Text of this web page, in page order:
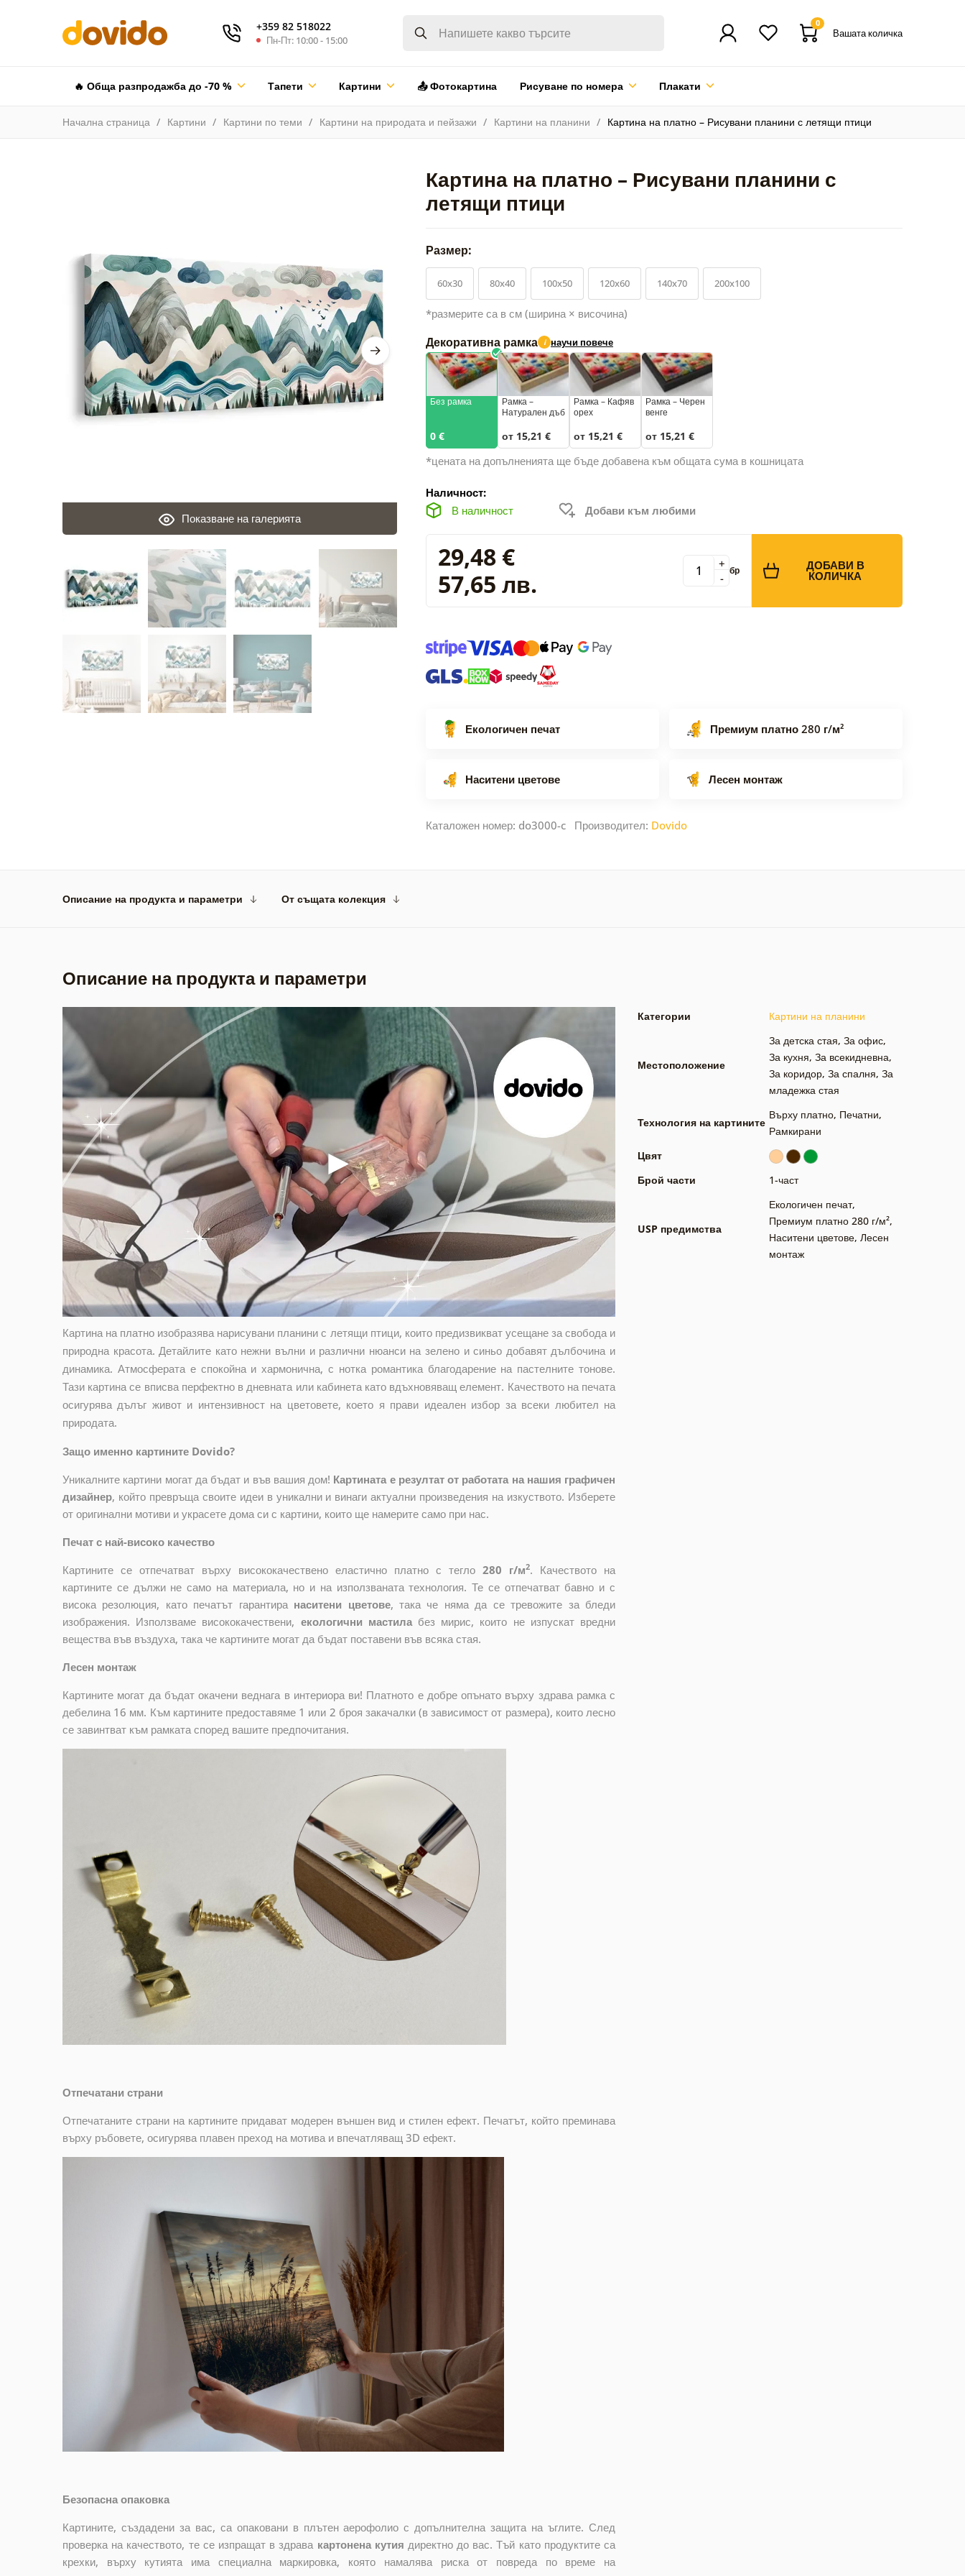
+359 82 518022
Пн-Пт: 10:00 - 15:00
0
Вашата количка
🔥 Обща разпродажба до -70 % Тапети Картини 📤 Фотокартина Рисуване по номера Плакати
Начална страница Картини Картини по теми Картини на природата и пейзажи Картини на планини Картина на платно – Рисувани планини с летящи птици
Картина на платно – Рисувани планини с
летящи птици
Показване на галерията
Размер:
60x30 80x40 100x50 120x60 140x70 200x100
*размерите са в см (ширина × височина)
Декоративна рамка i научи повече
Без рамка
0 €
Рамка –
Натурален дъб
от 15,21 €
Рамка – Кафяв
орех
от 15,21 €
Рамка – Черен
венге
от 15,21 €
*цената на допълненията ще бъде добавена към общата сума в кошницата
Наличност:
В наличност
Добави към любими
29,48 €
57,65 лв.
-
+ бр ДОБАВИ В
КОЛИЧКА
Екологичен печат Премиум платно 280 г/м²
Наситени цветове Лесен монтаж
Каталожен номер: do3000-c Производител: Dovido
Описание на продукта и параметри От същата колекция
Описание на продукта и параметри
Картина на платно изобразява нарисувани планини с летящи птици, които предизвикват усещане за свобода и
природна красота. Детайлите като нежни вълни и различни нюанси на зелено и синьо добавят дълбочина и
динамика. Атмосферата е спокойна и хармонична, с нотка романтика благодарение на пастелните тонове.
Тази картина се вписва перфектно в дневната или кабинета като вдъхновяващ елемент. Качеството на печата
осигурява дълъг живот и интензивност на цветовете, което я прави идеален избор за всеки любител на
природата.
Защо именно картините Dovido?
Уникалните картини могат да бъдат и във вашия дом! Картината е резултат от работата на нашия графичен
дизайнер, койтопревръща своите идеи в уникални и винаги актуални произведения на изкуството. Изберете
от оригинални мотиви и украсете дома си с картини, които ще намерите само при нас.
Печат с най-високо качество
Картините се отпечатват върху висококачествено еластично платно с тегло 280 г/м2. Качеството на
картините се дължи не само на материала, но и на използваната технология. Те се отпечатват бавно и с
висока резолюция, като печатът гарантира наситени цветове, така че няма да се тревожите за бледи
изображения. Използваме висококачествени, екологични мастилабез мирис, които не изпускат вредни
вещества във въздуха, така че картините могат да бъдат поставени във всяка стая.
Лесен монтаж
Картините могат да бъдат окачени веднага в интериора ви! Платното е добре опънато върху здрава рамка с
дебелина 16 мм. Към картините предоставяме 1 или 2 броя закачалки (в зависимост от размера), които лесно
се завинтват към рамката според вашите предпочитания.
Отпечатани страни
Отпечатаните страни на картините придават модерен външен вид и стилен ефект. Печатът, който преминава
върху ръбовете, осигурява плавен преход на мотива и впечатляващ 3D ефект.
Безопасна опаковка
Картините, създадени за вас, са опаковани в плътен аерофолио с допълнителна защита на ъглите. След
проверка на качеството, те се изпращат в здрава картонена кутия директно до вас. Тъй като продуктите са
крехки, върху кутията има специална маркировка, която намалява риска от повреда по време на
Категории Картини на планини
Местоположение
За детска стая, За офис,
За кухня, За всекидневна,
За коридор, За спалня, За
младежка стая
Технология на картините
Върху платно, Печатни,
Рамкирани
Цвят
Брой части
1-част
USP предимства
Екологичен печат,
Премиум платно 280 г/м²,
Наситени цветове, Лесен
монтаж